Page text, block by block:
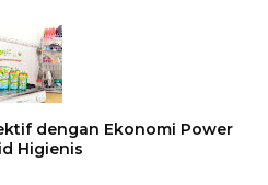
dengan Ekonomi Power
Higienis